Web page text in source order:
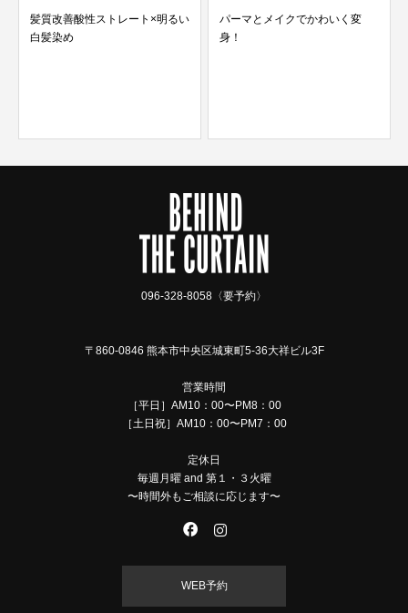
髪質改善酸性ストレート×明るい
白髪染め
パーマとメイクでかわいく変
身！
096-328-8058〈要予約〉
〒860-0846 熊本市中央区城東町5-36大祥ビル3F
営業時間
［平日］AM10：00〜PM8：00
［土日祝］AM10：00〜PM7：00
定休日
毎週月曜 and 第１・３火曜
〜時間外もご相談に応じます〜
WEB予約